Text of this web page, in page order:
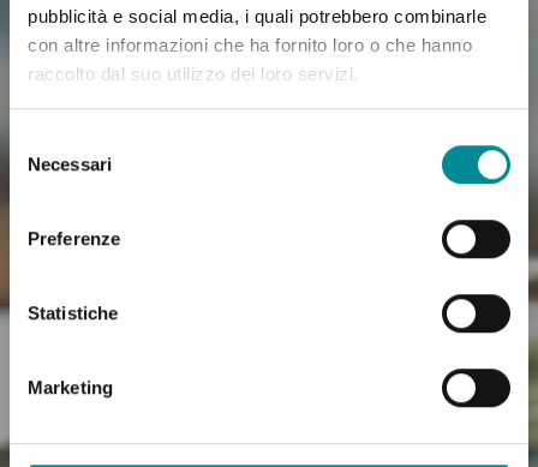
pubblicità e social media, i quali potrebbero combinarle
con altre informazioni che ha fornito loro o che hanno
raccolto dal suo utilizzo dei loro servizi.
delNecessari
Preferenze
Statistiche
Marketing